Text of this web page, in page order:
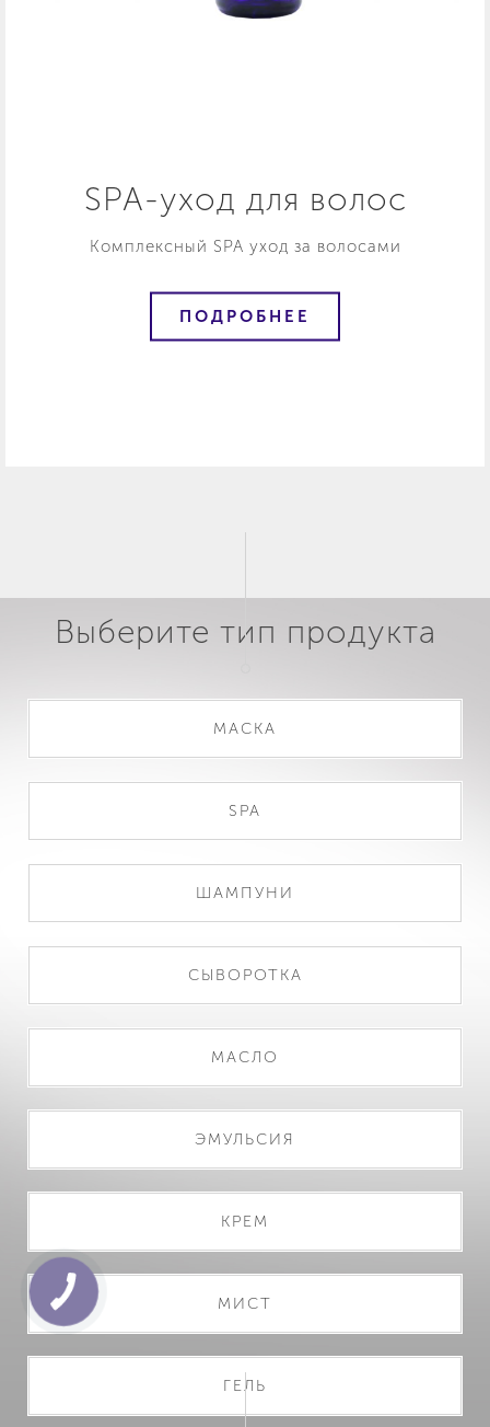
SPA-уход для волос
Комплексный SPA уход за волосами
ПОДРОБНЕЕ
Выберите тип продукта
МАСКА
SPA
ШАМПУНИ
СЫВОРОТКА
МАСЛО
ЭМУЛЬСИЯ
КРЕМ
МИСТ
ГЕЛЬ